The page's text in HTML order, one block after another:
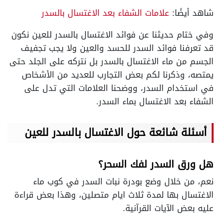
شاهد أيضًا: علامات الشفاء بعد الاغتسال بالسدر
وفي ختام حديثنا عن فوائد الاغتسال بالسدر للعين نكون
قد تعرفنا فوائد السدر للحسد والعين ولا يجب تجفيف
الجسم من ماء الاغتسال بالسدر بل نتركه على الجلد حتى
يمتصه، وذكرنا لكم بعض التجارب للعديد من الأشخاص
في استخدام السدر، ووضحنا العلامات التي تدل على
الشفاء بعد الاغتسال بماء السدر.
أسئلة شائعة حول الاغتسال بالسدر للعين
هل ورق السدر لفك السحر؟
نعم، من خلال وضع بودرة نبات السدر في كوب ماء
الاغتسال بها لمدة ثلاث ايام متصلين، وهذا بعض قراءة
عليه بعض الآيات القرآنية.